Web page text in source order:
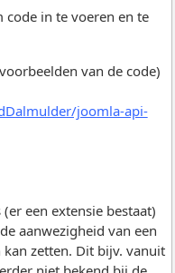
code in te voeren en te
van de code)
joomla-api-
een extensie bestaat)
aanwezigheid van een
zetten. Dit bijv. vanuit